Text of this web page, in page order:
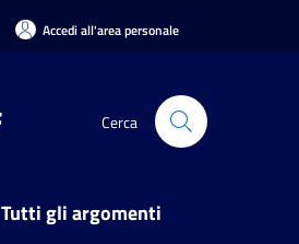
Accedi all'area personale
Cerca
Tutti gli argomenti